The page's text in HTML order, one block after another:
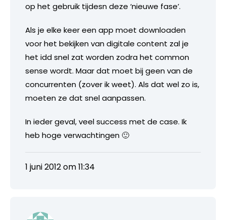
op het gebruik tijdesn deze ‘nieuwe fase’.
Als je elke keer een app moet downloaden
voor het bekijken van digitale content zal je
het idd snel zat worden zodra het common
sense wordt. Maar dat moet bij geen van de
concurrenten (zover ik weet). Als dat wel zo is,
moeten ze dat snel aanpassen.
In ieder geval, veel success met de case. Ik
heb hoge verwachtingen 🙂
1 juni 2012 om 11:34